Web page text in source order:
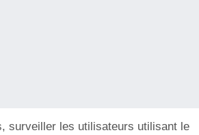
surveiller les utilisateurs utilisant le